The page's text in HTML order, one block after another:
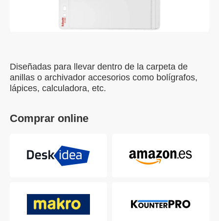
Diseñadas para llevar dentro de la carpeta de
anillas o archivador accesorios como bolígrafos,
lápices, calculadora, etc.
Comprar online